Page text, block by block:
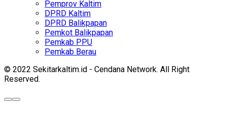
Pemprov Kaltim
DPRD Kaltim
DPRD Balikpapan
Pemkot Balikpapan
Pemkab PPU
Pemkab Berau
© 2022 Sekitarkaltim.id - Cendana Network. All Right
Reserved.